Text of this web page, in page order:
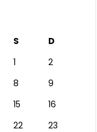
S
D
1
2
8
9
15
16
22
23